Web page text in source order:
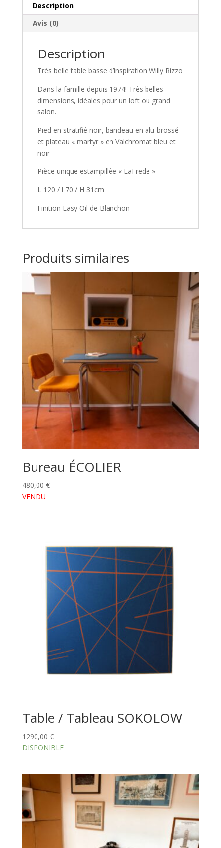
Description
Avis (0)
Description
Très belle table basse d’inspiration Willy Rizzo
Dans la famille depuis 1974! Très belles
dimensions, idéales pour un loft ou grand
salon.
Pied en stratifié noir, bandeau en alu-brossé
et plateau « martyr » en Valchromat bleu et
noir
Pièce unique estampillée « LaFrede »
L 120 / l 70 / H 31cm
Finition Easy Oil de Blanchon
Produits similaires
Bureau ÉCOLIER
480,00 €
VENDU
Table / Tableau SOKOLOW
1290,00 €
DISPONIBLE